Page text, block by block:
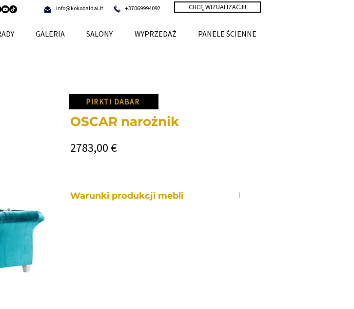
info@kokobaldai.lt +37069994092 CHCĘ WIZUALIZACJI!
GALERIA SALONY WYPRZEDAŻ PANELE ŚCIENNE
OSCAR narożnik
2783,00 €Cena
Warunki produkcji mebli
PIRKTI DABAR